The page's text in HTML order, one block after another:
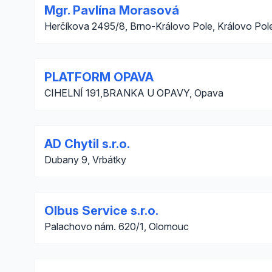
Mgr. Pavlína Morasová
Herčíkova 2495/8, Brno-Královo Pole, Královo
PLATFORM OPAVA
CIHELNÍ 191,BRANKA U OPAVY, Opava
AD Chytil s.r.o.
Dubany 9, Vrbátky
Olbus Service s.r.o.
Palachovo nám. 620/1, Olomouc